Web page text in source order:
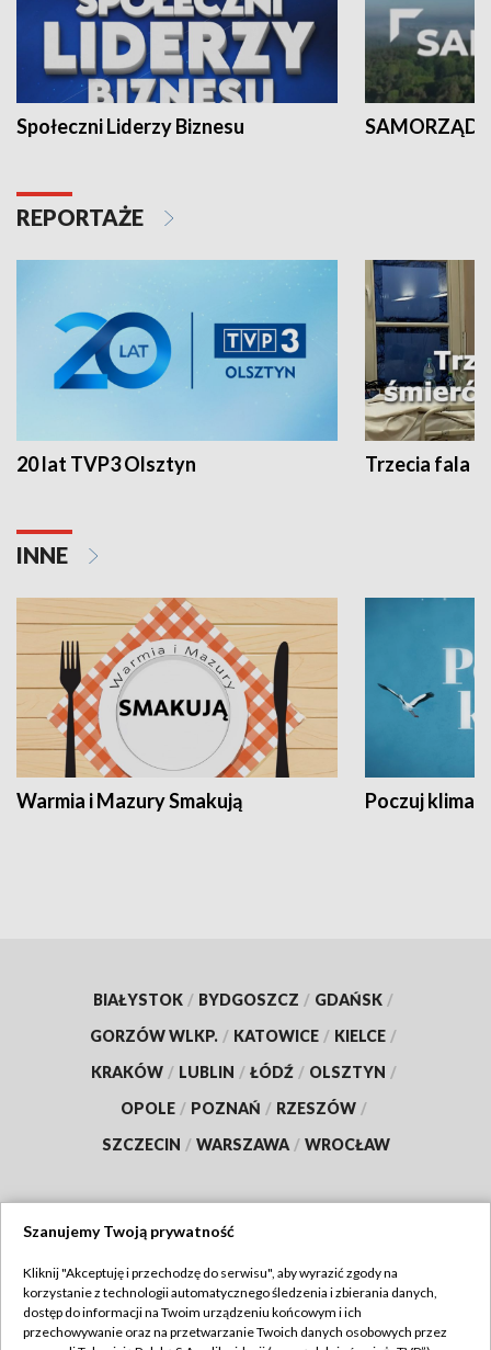
Społeczni Liderzy Biznesu SAMORZĄD
REPORTAŻE
20 lat TVP3 Olsztyn Trzecia fala -
INNE
Warmia i Mazury Smakują Poczuj klimat
BIAŁYSTOK / BYDGOSZCZ / GDAŃSK /
GORZÓW WLKP. / KATOWICE / KIELCE /
KRAKÓW / LUBLIN / ŁÓDŹ / OLSZTYN /
OPOLE / POZNAŃ / RZESZÓW /
SZCZECIN / WARSZAWA / WROCŁAW
TVP
Abonament TVP
Regulamin TVP
Szanujemy Twoją prywatność
Kliknij "Akceptuję i przechodzę do serwisu", aby wyrazić zgody na
korzystanie z technologii automatycznego śledzenia i zbierania danych,
dostęp do informacji na Twoim urządzeniu końcowym i ich
przechowywanie oraz na przetwarzanie Twoich danych osobowych przez